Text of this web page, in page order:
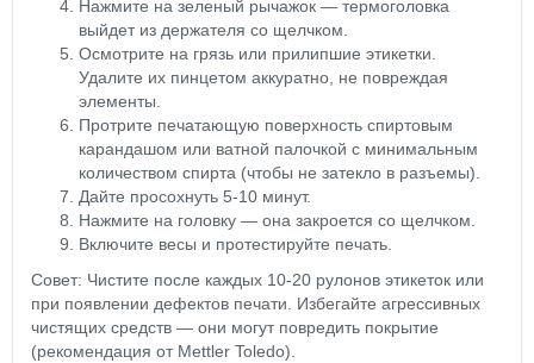
Нажмите на зеленый рычажок — термоголовка
выйдет из держателя со щелчком.
Осмотрите на грязь или прилипшие этикетки.
Удалите их пинцетом аккуратно, не повреждая
элементы.
Протрите печатающую поверхность спиртовым
карандашом или ватной палочкой с минимальным
количеством спирта (чтобы не затекло в разъемы).
Дайте просохнуть 5-10 минут.
Нажмите на головку — она закроется со щелчком.
Включите весы и протестируйте печать.
Совет: Чистите после каждых 10-20 рулонов этикеток или
при появлении дефектов печати. Избегайте агрессивных
чистящих средств — они могут повредить покрытие
(рекомендация от Mettler Toledo).